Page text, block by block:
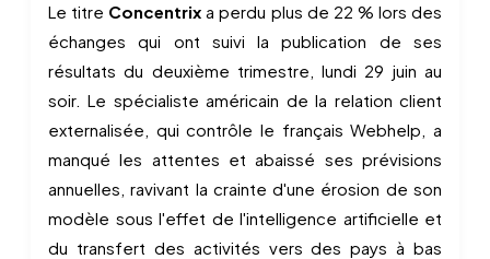
Le titre Concentrix a perdu plus de 22 % lors des
échanges qui ont suivi la publication de ses
résultats du deuxième trimestre, lundi 29 juin au
soir. Le spécialiste américain de la relation client
externalisée, qui contrôle le français Webhelp, a
manqué les attentes et abaissé ses prévisions
annuelles, ravivant la crainte d'une érosion de son
modèle sous l'effet de l'intelligence artificielle et
du transfert des activités vers des pays à bas